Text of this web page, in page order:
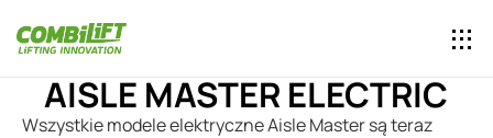
AISLE MASTER ELECTRIC
Wszystkie modele elektryczne Aisle Master są teraz